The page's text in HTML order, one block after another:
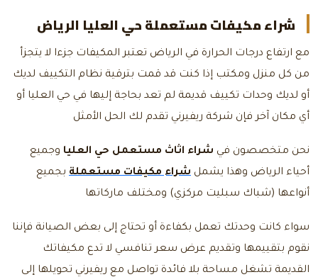
شراء مكيفات مستعملة حي العليا الرياض
مع ارتفاع درجات الحرارة في الرياض تعتبر المكيفات جزءا لا يتجزأ
من كل منزل ومكتب إذا كنت قد قمت بترقية نظام التكييف لديك
أو لديك وحدات تكييف قديمة لم تعد بحاجة إليها في حي العليا أو
أي مكان آخر فإن شركة ريفيرني تقدم لك الحل الأمثل
نحن متخصصون في شراء اثاث مستعمل حي العليا وجميع
أحياء الرياض وهذا يشمل شراء مكيفات مستعملة بجميع
أنواعها (شباك سبليت مركزي) ومختلف ماركاتها
سواء كانت وحدتك تعمل بكفاءة أو تحتاج إلى بعض الصيانة فإننا
نقوم بتقييمها وتقديم عرض سعر تنافسي لا تدع مكيفاتك
القديمة تشغل مساحة بلا فائدة تواصل مع ريفيرني تحويلها إلى